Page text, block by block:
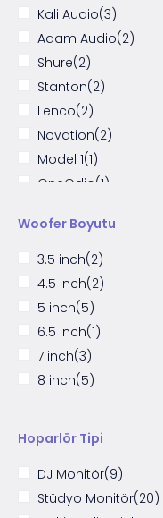
Kali Audio(3)
Adam Audio(2)
Shure(2)
Stanton(2)
Lenco(2)
Novation(2)
Model 1(1)
OneOdio(1)
JBL(3)
Hercules(1)
V-MODA(1)
iK Multimedia
Prodipe(1)
Maono(1)
STI(1)
Direct Sound
Mackie(3)
KRK(3)
Woofer Boyutu
3.5 inch(2)
4.5 inch(2)
5 inch(5)
6.5 inch(1)
7 inch(3)
8 inch(5)
Hoparlör Tipi
DJ Monitör(9)
Stüdyo Monitör(20)